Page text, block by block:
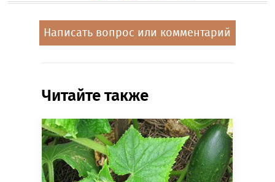
Написать вопрос или комментарий
Читайте также